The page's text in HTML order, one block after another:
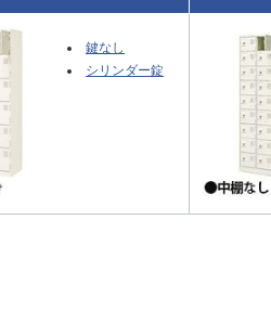
鍵なし
シリンダー錠